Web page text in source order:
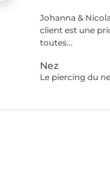
Johanna & Nicolas Duo dans la vie et dans le travaille ! Chez
client est une priorité ! Nous mettons le coeur à
toutes...
Nez